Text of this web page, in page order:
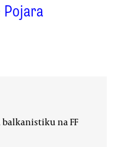
Pojara
na FF